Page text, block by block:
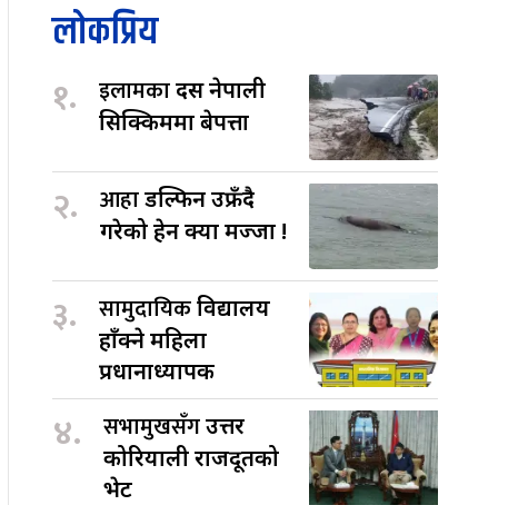
लोकप्रिय
१. इलामकादस नेपाली
सिक्किममा बेपत्ता
२. आहाडल्फिन उफ्रँदै
गरेको हेर्न क्या मज्जा !
३. सामुदायिकविद्यालय
हाँक्ने महिला
प्रधानाध्यापक
४. सभामुखसँगउत्तर
कोरियाली राजदूतको
भेट